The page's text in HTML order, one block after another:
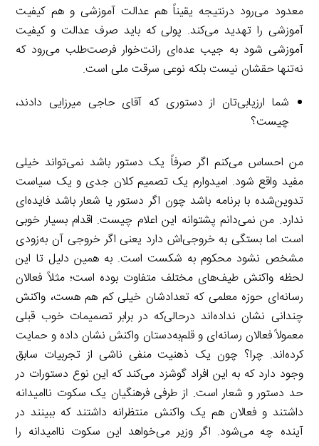
معدود می‌رود درنتیجه یقیناً هم عدالت آموزشی و هم کیفیت
آموزشی را تهدید می‌کند. پولی که باید صرف عدالت و کیفیت
آموزشی شود به جیب عده‌ای رانت‌خوار فرصت‌طلب می‌رود که
نه‌تنها حقشان نیست بلکه نوعی سرقت ملی است.
شما ارزیابی‌تان از دستوری که آقای حاجی میرزایی دادند،
چیست؟
من احساس می‌کنم اگر صرفاً یک دستور باشد نمی‌تواند خیلی
مفید واقع شود. امیدوارم یک تصمیم کلان جدی و یک سیاست
تدوین‌شده با برنامه باشد چون اگر دستور یا شعار باشد فایده‌ای
ندارد. من نمی‌دانم پشتوانه این اعلام چیست. اقدام بسیار خوبی
است اما بستگی به خروجی‌اش دارد یعنی اگر خروجی آن به‌زودی
مشخص نشود محکوم به شکست است. به همین دلیل تا این
لحظه واکنش طیف‌های مختلف متفاوت بوده است؛ مثلاً فعالان
رسانه‌ای حوزه معلمی که تعدادشان خیلی کم هم هست، واکنش
چندانی نشان نداده‌اند درحالی‌که در برابر تصمیمات خوب قبلی
معمولاً فعالان رسانه‌ای و قلم‌به‌دستان واکنش نشان داده و حمایت
کرده‌اند. چرا؟ چون یک ذهنیت منفی ناشی از تجربیات سابق
وجود دارد که به این افراد گوشزد می‌کند که این نوع دستورات در
حد دستور و شعار است. از طرفی فرهنگیان یک سکوت ناامیدانه
داشتند و فعالان هم یک واکنش منتظرانه داشتند که ببینند در
آینده چه می‌شود. اگر وزیر می‌خواهد این سکوت ناامیدانه را